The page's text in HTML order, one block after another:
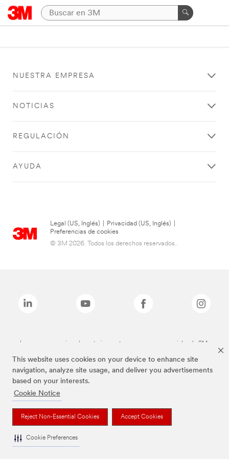
This website uses cookies on your device to enhance site
navigation, analyze site usage, and deliver you advertisements
based on your interests.
Cookie Notice
Reject Non-Essential Cookies Accept Cookies
Cookie Preferences
NUESTRA EMPRESA
NOTICIAS
REGULACIÓN
AYUDA
Legal (US, Inglés) Privacidad (US, Inglés)
Preferencias de cookies
© 3M 2026. Todos los derechos reservados..
Las marcas mencionadas anteriormente son marcas comerciales de 3M.